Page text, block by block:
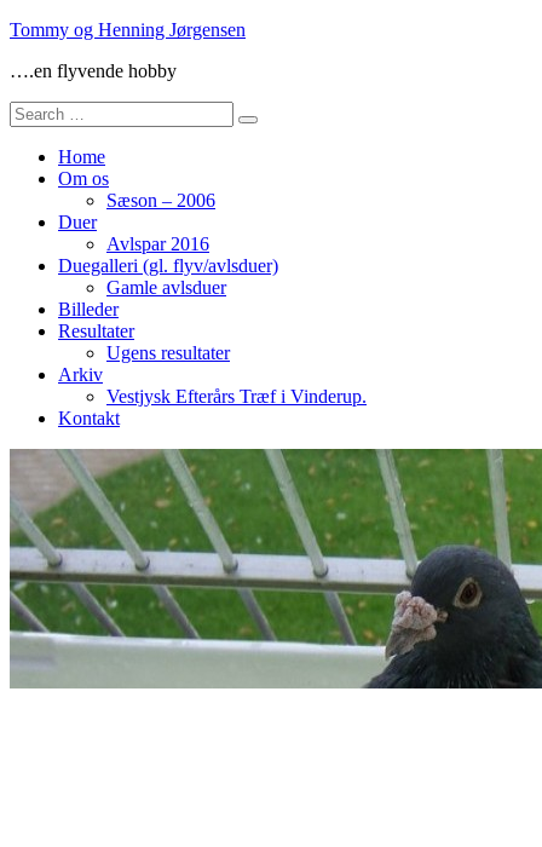
Skip
content
Tommy og Henning Jørgensen
….en flyvende hobby
Search
for:
Home
Om os
Sæson – 2006
Duer
Avlspar 2016
Duegalleri (gl. flyv/avlsduer)
Gamle avlsduer
Billeder
Resultater
Ugens resultater
Arkiv
Vestjysk Efterårs Træf i Vinderup.
Kontakt